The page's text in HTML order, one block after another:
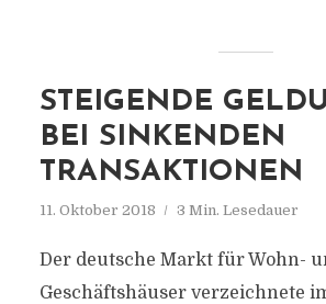
STEIGENDE
BEI SINKENDEN
TRANSAKTIONEN
11. Oktober 2018 3 Min. Lesedauer
Der deutsche Markt für Wohn-
Geschäftshäuser verzeichnete